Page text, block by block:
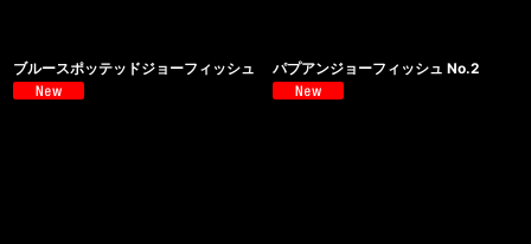
ブルースポッテッドジョーフィッシュ パプアンジョーフィッシュ No.2